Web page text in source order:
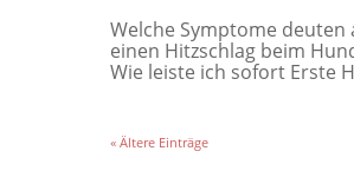
Welche Symptome deuten
einen Hitzschlag beim
Wie leiste ich sofort Erste
« Ältere Einträge